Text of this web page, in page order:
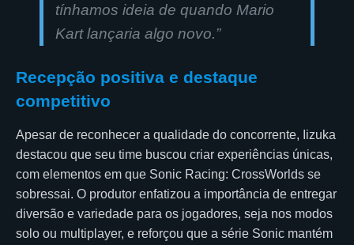
tínhamos ideia de quando Mario
Kart lançaria algo novo.”
Recepção positiva e destaque
competitivo
Apesar de reconhecer a qualidade do concorrente, Iizuka
destacou que seu time buscou criar experiências únicas,
com elementos em que Sonic Racing: CrossWorlds se
sobressai. O produtor enfatizou a importância de entregar
diversão e variedade para os jogadores, seja nos modos
solo ou multiplayer, e reforçou que a série Sonic mantém